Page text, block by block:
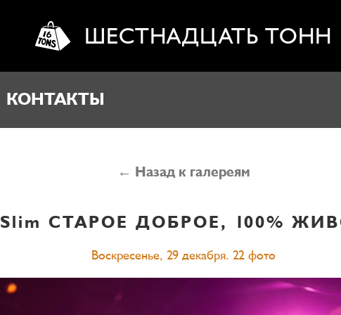
ШЕСТНАДЦАТЬ ТОНН
КОНТАКТЫ
← Назад к галереям
Slim СТАРОЕ ДОБРОЕ, 100%
Воскресенье, 29 декабря. 22 фото